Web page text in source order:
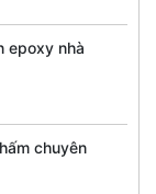
epoxy nhà
chuyên